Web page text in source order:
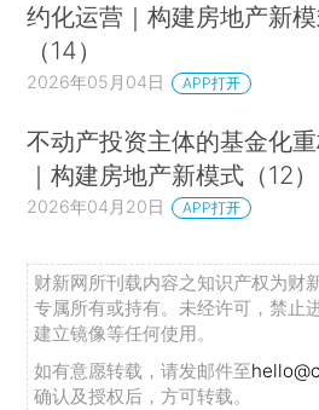
约化运营｜构建房地产新
（14）
2026年05月04日 APP打开
不动产投资主体的基金化
｜构建房地产新模式（12）
2026年04月20日 APP打开
财新网所刊载内容之知识产权为财
专属所有或持有。未经许可，禁止
建立镜像等任何使用。
如有意愿转载，请发邮件至
确认及授权后，方可转载。